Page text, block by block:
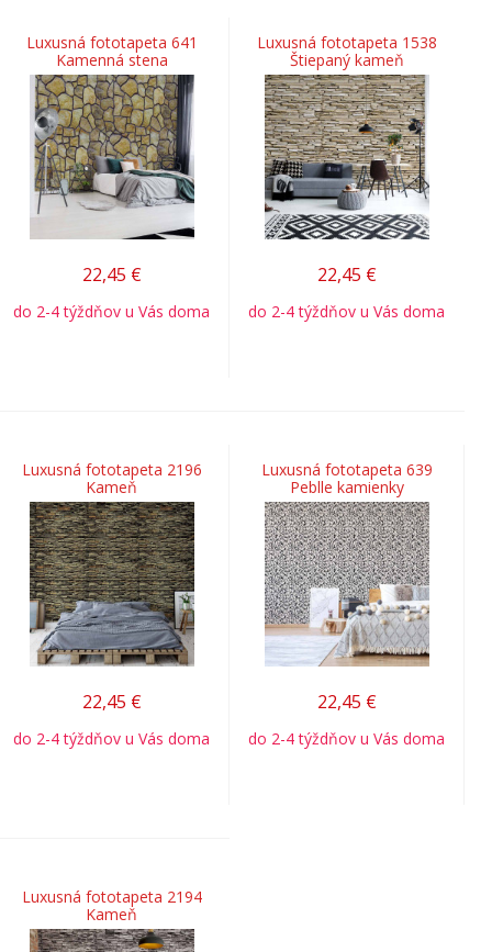
Luxusná fototapeta 641
Kamenná stena
22,45 €
do 2-4 týždňov u Vás doma
Luxusná fototapeta 1538
Štiepaný kameň
22,45 €
do 2-4 týždňov u Vás doma
Luxusná fototapeta 2196
Kameň
22,45 €
do 2-4 týždňov u Vás doma
Luxusná fototapeta 639
Peblle kamienky
22,45 €
do 2-4 týždňov u Vás doma
Luxusná fototapeta 2194
Kameň